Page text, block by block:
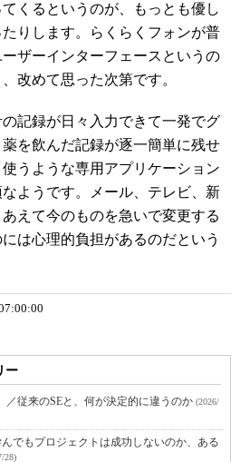
くるというのが、もっとも優し
りします。らくらくフォンが普
ザーインターフェースというの
改めて思った次第です。
記録が日々入力できて一発でグ
を飲んだ記録が逐一簡単に残せ
うような専用アプリケーション
ようです。メール、テレビ、新
えて今のものを急いで変更する
は心理的負担があるのだという
ー
／従来のSEと、何が決定的に違うのか (2026/
でもプロジェクトは成功しないのか、ある
28)